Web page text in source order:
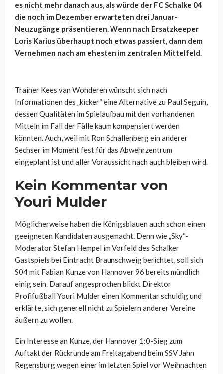
es nicht mehr danach aus, als würde der FC Schalke 04
die noch im Dezember erwarteten drei Januar-
Neuzugänge präsentieren. Wenn nach Ersatzkeeper
Loris Karius überhaupt noch etwas passiert, dann dem
Vernehmen nach am ehesten im zentralen Mittelfeld.
Trainer Kees van Wonderen wünscht sich nach
Informationen des „kicker“ eine Alternative zu Paul Seguin,
dessen Qualitäten im Spielaufbau mit den vorhandenen
Mitteln im Fall der Fälle kaum kompensiert werden
könnten. Auch, weil mit Ron Schallenberg ein anderer
Sechser im Moment fest für das Abwehrzentrum
eingeplant ist und aller Voraussicht nach auch bleiben wird.
Kein Kommentar von
Youri Mulder
Möglicherweise haben die Königsblauen auch schon einen
geeigneten Kandidaten ausgemacht. Denn wie „Sky“-
Moderator Stefan Hempel im Vorfeld des Schalker
Gastspiels bei Eintracht Braunschweig berichtet, soll sich
S04 mit Fabian Kunze von Hannover 96 bereits mündlich
einig sein. Darauf angesprochen blickt Direktor
Profifußball Youri Mulder einen Kommentar schuldig und
erklärte, sich generell nicht zu Spielern anderer Vereine
äußern zu wollen.
Ein Interesse an Kunze, der Hannover 1:0-Sieg zum
Auftakt der Rückrunde am Freitagabend beim SSV Jahn
Regensburg wegen einer im letzten Spiel vor Weihnachten